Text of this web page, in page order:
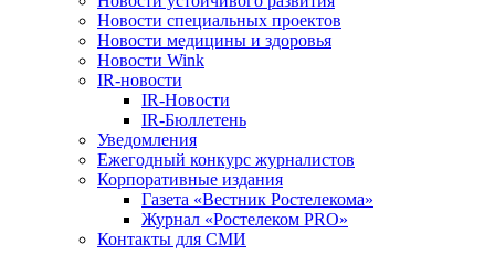
Новости специальных проектов
Новости медицины и здоровья
Новости Wink
IR-новости
IR-Новости
IR-Бюллетень
Уведомления
Ежегодный конкурс журналистов
Корпоративные издания
Газета «Вестник Ростелекома»
Журнал «Ростелеком PRO»
Контакты для СМИ